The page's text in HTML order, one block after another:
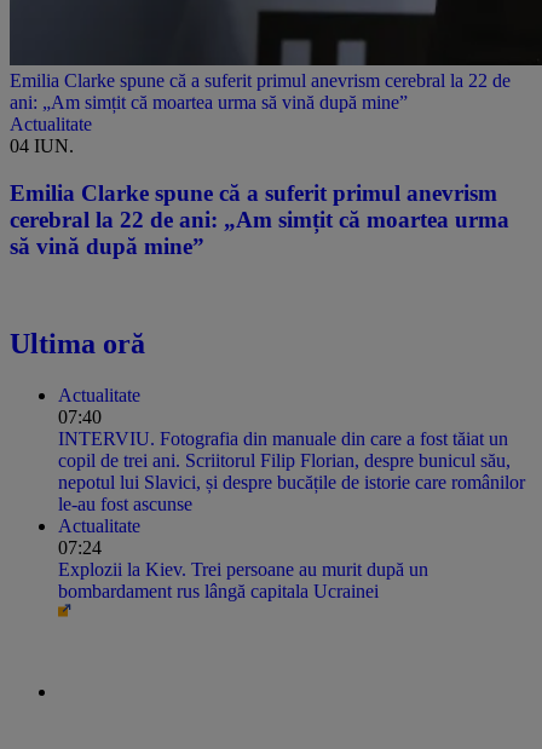
Emilia Clarke spune că a suferit primul anevrism cerebral la 22 de
ani: „Am simțit că moartea urma să vină după mine”
Actualitate
04 IUN.
Emilia Clarke spune că a suferit primul anevrism
cerebral la 22 de ani: „Am simțit că moartea urma
să vină după mine”
Ultima oră
Actualitate
07:40
INTERVIU. Fotografia din manuale din care a fost tăiat un
copil de trei ani. Scriitorul Filip Florian, despre bunicul său,
nepotul lui Slavici, și despre bucățile de istorie care românilor
le-au fost ascunse
Actualitate
07:24
Explozii la Kiev. Trei persoane au murit după un
bombardament rus lângă capitala Ucrainei